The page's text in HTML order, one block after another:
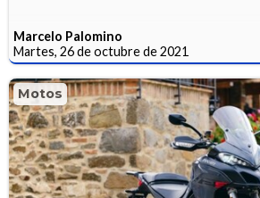
Marcelo Palomino
Martes, 26 de octubre de 2021
Motos